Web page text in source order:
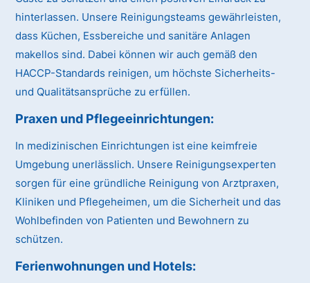
hinterlassen. Unsere Reinigungsteams gewährleisten,
dass Küchen, Essbereiche und sanitäre Anlagen
makellos sind. Dabei können wir auch gemäß den
HACCP-Standards reinigen, um höchste Sicherheits-
und Qualitätsansprüche zu erfüllen.
Praxen und Pflegeeinrichtungen:
In medizinischen Einrichtungen ist eine keimfreie
Umgebung unerlässlich. Unsere Reinigungsexperten
sorgen für eine gründliche Reinigung von Arztpraxen,
Kliniken und Pflegeheimen, um die Sicherheit und das
Wohlbefinden von Patienten und Bewohnern zu
schützen.
Ferienwohnungen und Hotels: